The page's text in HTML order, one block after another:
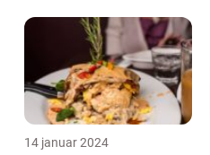
14 januar 2024